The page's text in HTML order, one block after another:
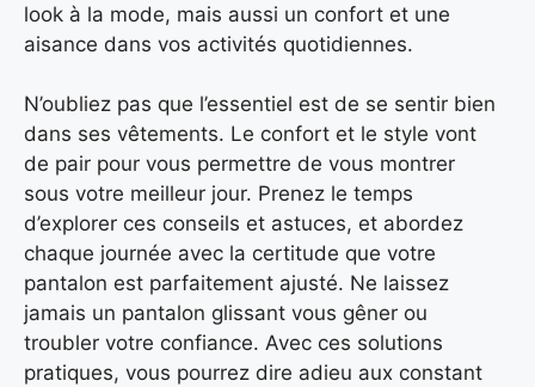
look à la mode, mais aussi un confort et une
aisance dans vos activités quotidiennes.
N’oubliez pas que l’essentiel est de se sentir bien
dans ses vêtements. Le confort et le style vont
de pair pour vous permettre de vous montrer
sous votre meilleur jour. Prenez le temps
d’explorer ces conseils et astuces, et abordez
chaque journée avec la certitude que votre
pantalon est parfaitement ajusté. Ne laissez
jamais un pantalon glissant vous gêner ou
troubler votre confiance. Avec ces solutions
pratiques, vous pourrez dire adieu aux constant